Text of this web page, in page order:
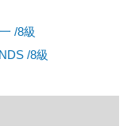
/8級
/8級